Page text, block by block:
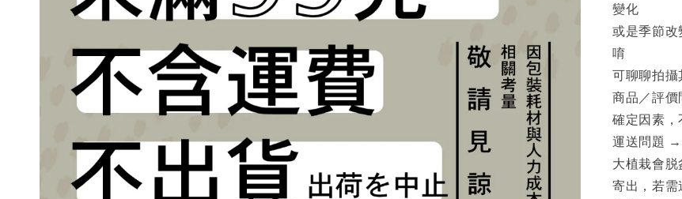
變化
或是季節
唷
可聊聊拍
商品／評
確定因素，
運送問題 →
大植栽會
寄出，若